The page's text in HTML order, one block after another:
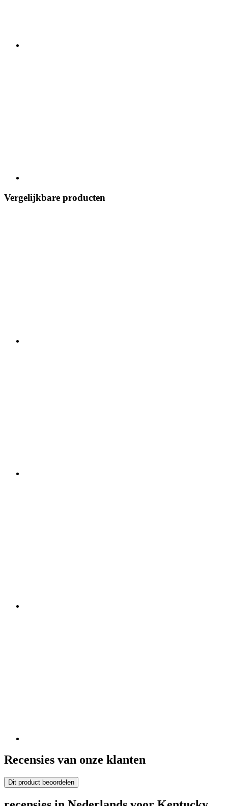
Vergelijkbare producten
Recensies van onze klanten
Dit product beoordelen